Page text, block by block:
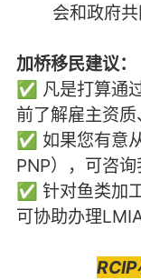
会和政府
加桥移民建议：
✅ 凡是打算通
前了解雇主资
✅ 如果您有意
PNP），可咨
✅ 针对鱼类加
可协助办理